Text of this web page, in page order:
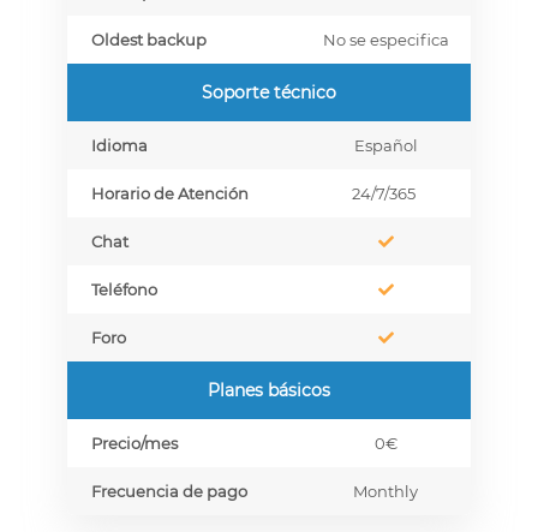
Oldest backup No se especifica
Soporte técnico
Idioma Español
Horario de Atención 24/7/365
Chat
Teléfono
Foro
Planes básicos
Precio/mes 0€
Frecuencia de pago Monthly